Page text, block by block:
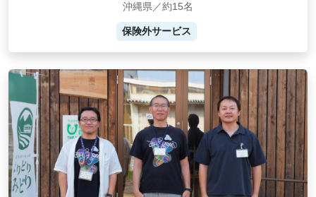
沖縄県／約15名
保険外サービス